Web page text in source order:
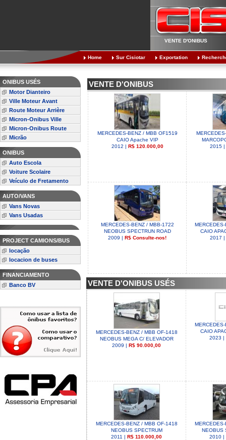
VENTE D'ONIBUS
Home Sur Cisiotar Exportation
ONIBUS USÉS
Motor Dianteiro
Ville Moteur Avant
Route Moteur Arrière
Micron-Onibus Ville
Micron-Onibus Route
Micrão
ONIBUS
Auto Escola
Voiture Scolaire
Veículo de Fretamento
AUTO/VANS
Vans Novas
Vans Usadas
PROJECT CAMIONS/BUS
locação
locacion de buses
FINANCIAMENTO
Banco BV
VENTE D'ONIBUS
MERCEDES-BENZ / MBB OF1519
CAIO Apache VIP
2012 | R$ 120.000,00
2015 |
MERCEDES-BENZ / MBB-1722
NEOBUS SPECTRUN ROAD
2009 |R$ Consulte-nos!
CAIO
2017 |
VENTE D'ONIBUS USÉS
MERCEDES-BENZ / MBB OF-1418
NEOBUS MEGA C/ ELEVADOR
2009 | R$ 90.000,00
CAIO
2023 |
MERCEDES-BENZ / MBB OF-1418
NEOBUS SPECTRUM
2011 | R$ 110.000,00
NEOBUS
2010 |